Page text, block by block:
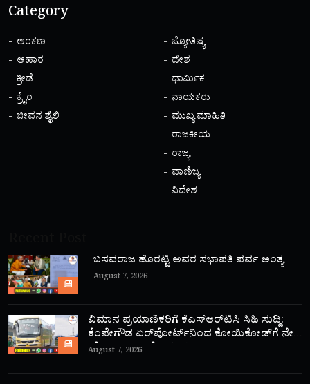
Category
ಅಂಕಣ
ಆಹಾರ
ಕ್ರೀಡೆ
ಕ್ರೈಂ
ಜೀವನ ಶೈಲಿ
ಜ್ಯೋತಿಷ್ಯ
ದೇಶ
ಧಾರ್ಮಿಕ
ನಾಯಕರು
ಮುಖ್ಯ ಮಾಹಿತಿ
ರಾಜಕೀಯ
ರಾಜ್ಯ
ವಾಣಿಜ್ಯ
ವಿದೇಶ
ಬಸವರಾಜ ಹೊರಟ್ಟಿ ಅವರ ಸಭಾಪತಿ ಪರ್ವ ಅಂತ್ಯ
August 7, 2026
ವಿಮಾನ ಪ್ರಯಾಣಿಕರಿಗೆ ಕೆಎಸ್‌ಆರ್‌ಟಿಸಿ ಸಿಹಿ ಸುದ್ದಿ:
ಕೆಂಪೇಗೌಡ ಏರ್‌ಪೋರ್ಟ್‌ನಿಂದ ಕೋಯಿಕೋಡ್‌ಗೆ ನೇರ
‘ಫ್ಲೈ ಬಸ್’ ಸಾರಿಗೆ ಆರಂಭ!
August 7, 2026